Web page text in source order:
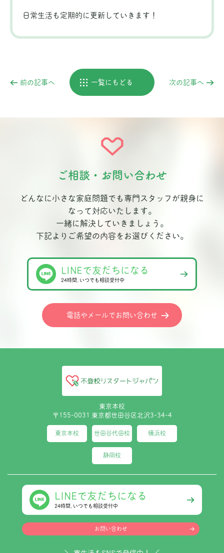
日常生活も定期的に更新していきます！
前の記事へ 一覧にもどる 次の記事へ
ご相談・お問い合わせ
どんなに小さな家庭問題でも専門スタッフが親身に
なって対応いたします。
一緒に解決していきましょう。
下記よりご希望の内容をお選びください。
LINEで友だちになる
24時間､いつでも相談受付中
電話やメールでお問い合わせ
東京本校
〒155-0031 東京都世田谷区北沢3-34-4
東京本校 世田谷代田校 横浜校
静岡校
LINEで友だちになる
24時間､いつでも相談受付中
お問い合わせ